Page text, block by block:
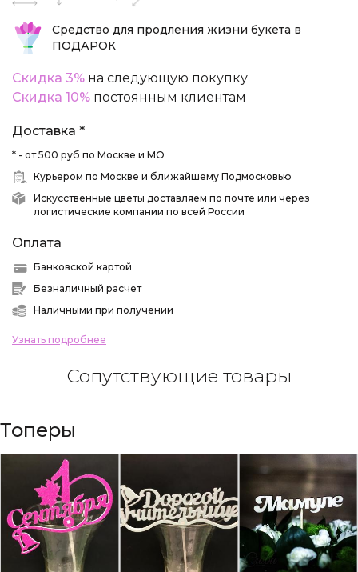
Средство для продления жизни букета в
ПОДАРОК
Скидка 3% на следующую покупку
Скидка 10% постоянным клиентам
Доставка *
* - от 500 руб по Москве и МО
Курьером по Москве и ближайшему Подмосковью
Искусственные цветы доставляем по почте или через
логистические компании по всей России
Оплата
Банковской картой
Безналичный расчет
Наличными при получении
Узнать подробнее
Сопутствующие товары
Топеры